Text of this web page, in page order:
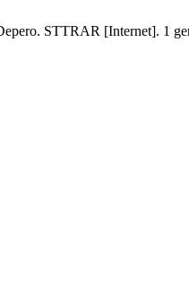
STTRAR [Internet]. 1